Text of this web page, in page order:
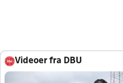
Videoer fra DBU